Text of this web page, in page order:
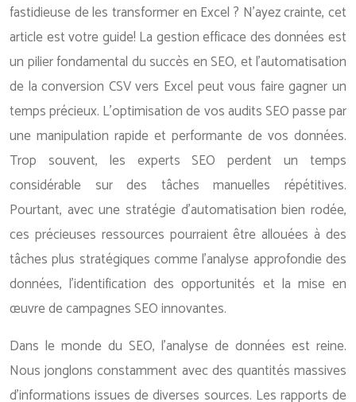
fastidieuse de les transformer en Excel ? N’ayez crainte, cet
article est votre guide! La gestion efficace des données est
un pilier fondamental du succès en SEO, et l’automatisation
de la conversion CSV vers Excel peut vous faire gagner un
temps précieux. L’optimisation de vos audits SEO passe par
une manipulation rapide et performante de vos données.
Trop souvent, les experts SEO perdent un temps
considérable sur des tâches manuelles répétitives.
Pourtant, avec une stratégie d’automatisation bien rodée,
ces précieuses ressources pourraient être allouées à des
tâches plus stratégiques comme l’analyse approfondie des
données, l’identification des opportunités et la mise en
œuvre de campagnes SEO innovantes.
Dans le monde du SEO, l’analyse de données est reine.
Nous jonglons constamment avec des quantités massives
d’informations issues de diverses sources. Les rapports de